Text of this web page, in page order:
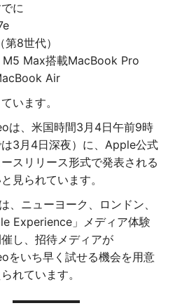
に
8世代）
Max搭載MacBook Pro
Air
います。
は、米国時間3月4日午前9時
は3月4日深夜）に、Apple公式
スリリース形式で発表される
見られています。
、ニューヨーク、ロンドン、
Experience」メディア体験
し、招待メディアが
をいち早く試せる機会を用意
れています。